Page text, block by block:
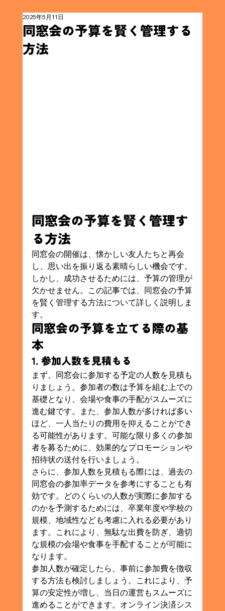
同窓会の予算を賢く管理する
方法
2025年5月11日
同窓会の予算を賢く管理す
る方法
同窓会の開催は、懐かしい友人たちと再会
し、思い出を振り返る素晴らしい機会です。
しかし、成功させるためには、予算の管理が
欠かせません。この記事では、同窓会の予算
を賢く管理する方法について詳しく説明しま
す。
同窓会の予算を立てる際の基
本
1. 参加人数を見積もる
まず、同窓会に参加する予定の人数を見積も
りましょう。参加者の数は予算を組む上での
基礎となり、会場や食事の手配がスムーズに
進む鍵です。また、参加人数が多ければ多い
ほど、一人当たりの費用を抑えることができ
る可能性があります。可能な限り多くの参加
者を募るために、効果的なプロモーションや
招待状の送付を行いましょう。
さらに、参加人数を見積もる際には、過去の
同窓会の参加率データを参考にすることも有
効です。どのくらいの人数が実際に参加する
のかを予測するためには、卒業年度や学校の
規模、地域性なども考慮に入れる必要があり
ます。これにより、無駄な出費を防ぎ、適切
な規模の会場や食事を手配することが可能に
なります。
参加人数が確定したら、事前に参加費を徴収
する方法も検討しましょう。これにより、予
算の安定性が増し、当日の運営もスムーズに
進めることができます。オンライン決済シス